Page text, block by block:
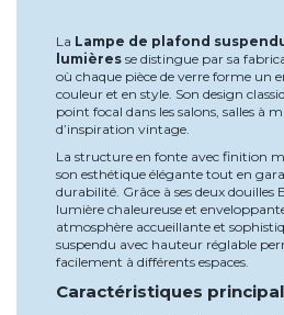
La Lampe de plafond
lumières se distingue par sa
où chaque pièce de verre forme un
couleur et en style. Son design
point focal dans les salons, salles à
d’inspiration vintage.
La structure en fonte avec finition
son esthétique élégante tout en
durabilité. Grâce à ses deux douilles
lumière chaleureuse et
atmosphère accueillante et
suspendu avec hauteur réglable
facilement à différents espaces.
Caractéristiques